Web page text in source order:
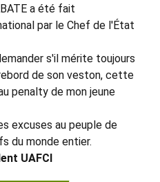
a été fait
par le Chef de l'État
s'il mérite toujours
de son veston, cette
penalty de mon jeune
excuses au peuple de
du monde entier.
UAFCI